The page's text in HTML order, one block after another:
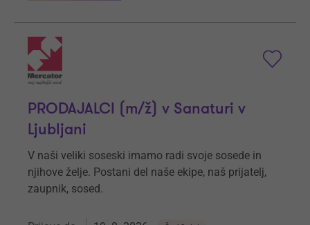
PRODAJALCI (m/ž) v Sanaturi v
Ljubljani
V naši veliki soseski imamo radi svoje sosede in
njihove želje. Postani del naše ekipe, naš prijatelj,
zaupnik, sosed.